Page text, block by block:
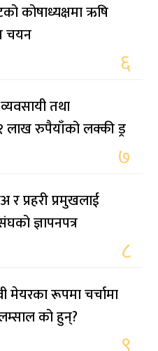
कोषाध्यक्षमा ऋषि
चयन
६
तथा
१ लाख रुपैयाँको लक्की ड्र
७
र प्रहरी प्रमुखलाई
ज्ञापनपत्र
८
मेयरका रूपमा चर्चामा
को हुन्?